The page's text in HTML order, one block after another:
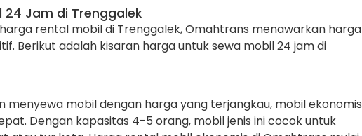
24 Jam di Trenggalek
rental mobil di Trenggalek, Omahtrans menawarkan harga
Berikut adalah kisaran harga untuk sewa mobil 24 jam di
menyewa mobil dengan harga yang terjangkau, mobil ekonomis
Dengan kapasitas 4-5 orang, mobil jenis ini cocok untuk